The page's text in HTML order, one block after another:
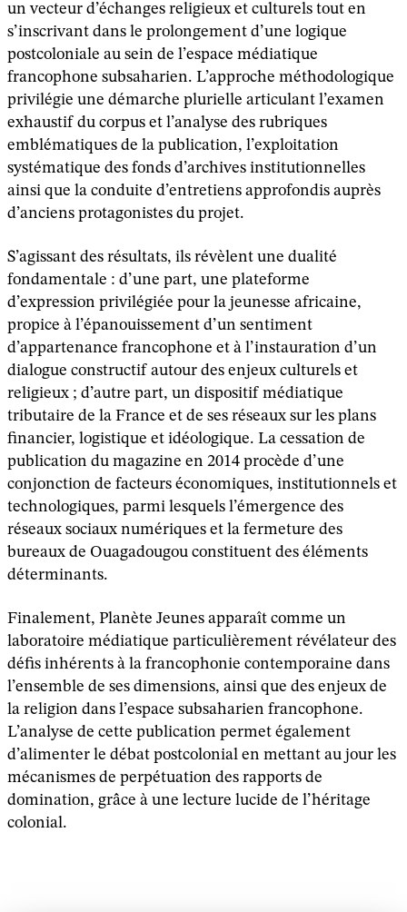
un vecteur d’échanges religieux et culturels tout en
s’inscrivant dans le prolongement d’une logique
postcoloniale au sein de l’espace médiatique
francophone subsaharien. L’approche méthodologique
privilégie une démarche plurielle articulant l’examen
exhaustif du corpus et l’analyse des rubriques
emblématiques de la publication, l’exploitation
systématique des fonds d’archives institutionnelles
ainsi que la conduite d’entretiens approfondis auprès
d’anciens protagonistes du projet.
S’agissant des résultats, ils révèlent une dualité
fondamentale : d’une part, une plateforme
d’expression privilégiée pour la jeunesse africaine,
propice à l’épanouissement d’un sentiment
d’appartenance francophone et à l’instauration d’un
dialogue constructif autour des enjeux culturels et
religieux ; d’autre part, un dispositif médiatique
tributaire de la France et de ses réseaux sur les plans
financier, logistique et idéologique. La cessation de
publication du magazine en 2014 procède d’une
conjonction de facteurs économiques, institutionnels et
technologiques, parmi lesquels l’émergence des
réseaux sociaux numériques et la fermeture des
bureaux de Ouagadougou constituent des éléments
déterminants.
Finalement, Planète Jeunes apparaît comme un
laboratoire médiatique particulièrement révélateur des
défis inhérents à la francophonie contemporaine dans
l’ensemble de ses dimensions, ainsi que des enjeux de
la religion dans l’espace subsaharien francophone.
L’analyse de cette publication permet également
d’alimenter le débat postcolonial en mettant au jour les
mécanismes de perpétuation des rapports de
domination, grâce à une lecture lucide de l’héritage
colonial.